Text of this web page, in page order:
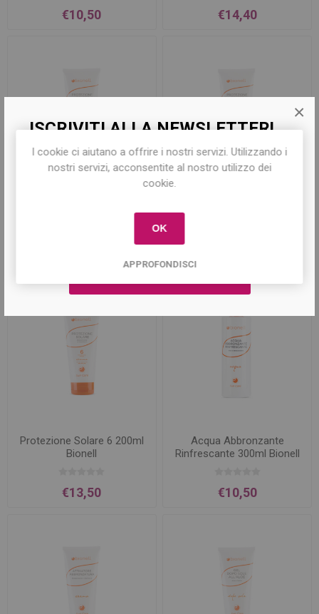
ISCRIVITI ALLA NEWSLETTER!
Iscriviti per conoscere le nostre ultime
offerte e ricevere il10% di sconto
×
€10,50 €14,40
Protezione Solare 6 200ml
Bionell
€13,50
Acqua Abbronzante
Rinfrescante 300ml Bionell
€10,50
I cookie ci aiutano a offrire i nostri servizi. Utilizzando i
nostri servizi, acconsentite al nostro utilizzo dei
cookie.
OK
APPROFONDISCI